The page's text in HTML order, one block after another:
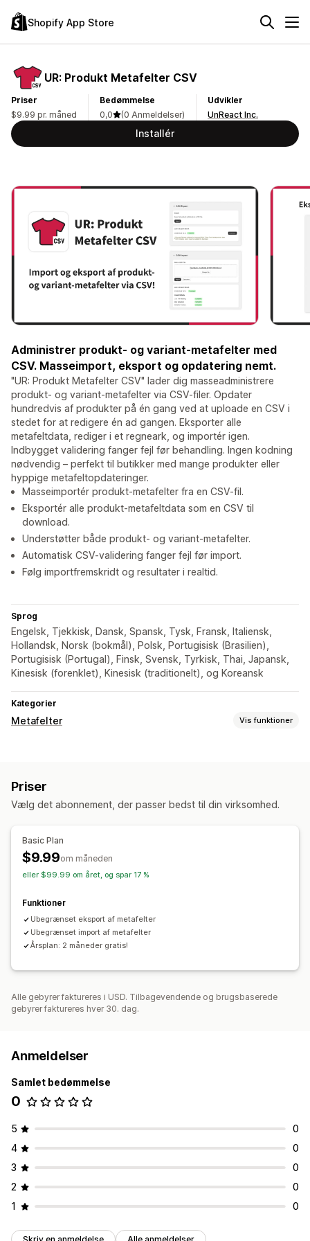
Shopify App Store
UR: Produkt Metafelter CSV
Priser
$9.99 pr. måned
Bedømmelse
0,0
(0 Anmeldelser)
Udvikler
UnReact Inc.
Installér
Administrer produkt- og variant-metafelter med
CSV. Masseimport, eksport og opdatering nemt.
"UR: Produkt Metafelter CSV" lader dig masseadministrere
produkt- og variant-metafelter via CSV-filer. Opdater
hundredvis af produkter på én gang ved at uploade en CSV i
stedet for at redigere én ad gangen. Eksporter alle
metafeltdata, rediger i et regneark, og importér igen.
Indbygget validering fanger fejl før behandling. Ingen kodning
nødvendig – perfekt til butikker med mange produkter eller
hyppige metafeltopdateringer.
Masseimportér produkt-metafelter fra en CSV-fil.
Eksportér alle produkt-metafeltdata som en CSV til
download.
Understøtter både produkt- og variant-metafelter.
Automatisk CSV-validering fanger fejl før import.
Følg importfremskridt og resultater i realtid.
Sprog
Engelsk, Tjekkisk, Dansk, Spansk, Tysk, Fransk, Italiensk,
Hollandsk, Norsk (bokmål), Polsk, Portugisisk (Brasilien),
Portugisisk (Portugal), Finsk, Svensk, Tyrkisk, Thai, Japansk,
Kinesisk (forenklet), Kinesisk (traditionelt), og Koreansk
Kategorier
Metafelter Vis funktioner
Priser
Vælg det abonnement, der passer bedst til din virksomhed.
Basic Plan
$9.99om måneden
eller $99.99 om året, og spar 17 %
Funktioner
Ubegrænset eksport af metafelter
Ubegrænset import af metafelter
Årsplan: 2 måneder gratis!
Alle gebyrer faktureres i USD. Tilbagevendende og brugsbaserede
gebyrer faktureres hver 30. dag.
Anmeldelser
Samlet bedømmelse
0
5
0
4
0
3
0
2
0
1
0